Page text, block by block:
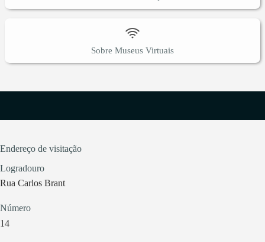
Sobre Museus Virtuais
Endereço de visitação
Logradouro
Rua Carlos Brant
Número
14